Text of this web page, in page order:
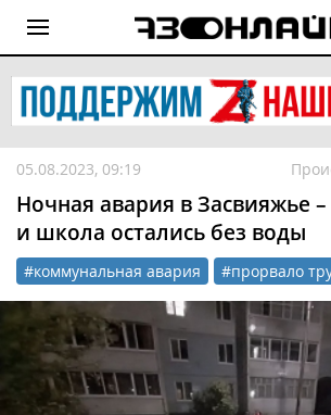
05.08.2023, 09:19
Ночная авария в Засвияжье
и школа остались без воды
#коммунальная авария #прорвало